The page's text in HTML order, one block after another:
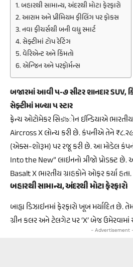
બહારથી સામાન્ય, અંદરથી મોટા ફેરફારો
આરામ અને પ્રીમિયમ ફીલિંગ પર ફોકસ
નવા ફીચર્સથી બની વધુ સ્માર્ટ
સેફ્ટીમાં ટોપ રેટિંગ
વેરિએન્ટ અને કિંમતો
એન્જિન અને પરફોર્મન્સ
બજારમાં આવી ૫-૭ સીટર શાનદાર
સેફ્ટીમાં મળ્યા ૫ સ્ટાર
ફ્રેન્ચ ઓટોમેકર સિട്രોન ઈન્ડિયાએ
Aircross X લોન્ચ કરી છે. કંપનીએ તેને
(એક્સ-શોરૂમ) પર રજૂ કરી છે. આ મોડેલ
Into the New” લાઇનનો ત્રીજો પ્રોડક્ટ
Basalt X ભારતીય ગ્રાહકોને ઓફર કર્યા હતા.
બહારથી સામાન્ય, અંદરથી મોટા ફેરફારો
બાહ્ય ડિઝાઇનમાં ફેરફારો ખૂબ મર્યાદિત છે.
ગ્રીન કલર અને ટેલગેટ પર ‘X’ બેજ
- Advertisement